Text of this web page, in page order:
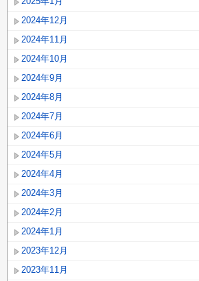
2024年12月
2024年11月
2024年10月
2024年9月
2024年8月
2024年7月
2024年6月
2024年5月
2024年4月
2024年3月
2024年2月
2024年1月
2023年12月
2023年11月